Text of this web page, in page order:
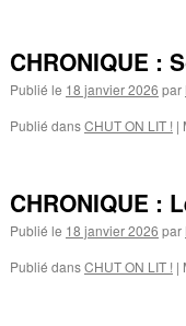
CHRONIQUE :
Publié le 18 janvier 2026 par
Publié dansCHUT ON LIT ! |
CHRONIQUE :
Publié le 18 janvier 2026 par
Publié dansCHUT ON LIT ! |